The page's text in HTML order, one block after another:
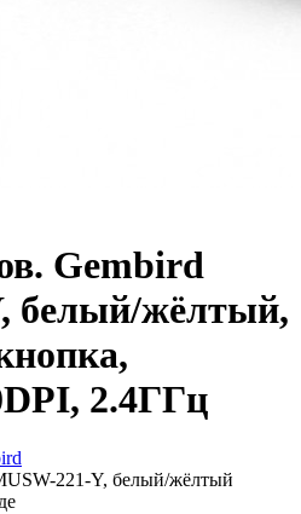
Gembird
белый/жёлтый,
2.4ГГц
221-Y, белый/жёлтый